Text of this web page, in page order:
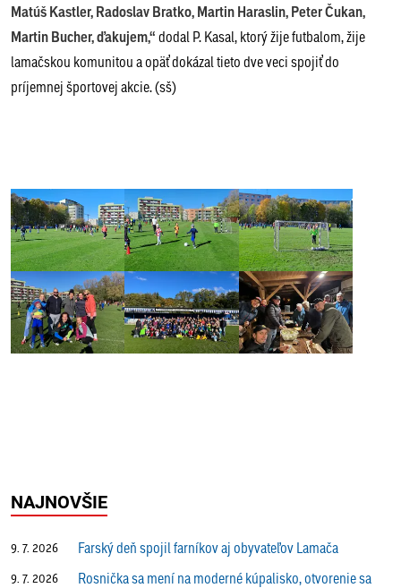
Matúš Kastler, Radoslav Bratko, Martin Haraslin, Peter Čukan,
Martin Bucher, ďakujem,“dodal P. Kasal, ktorý žije futbalom, žije
lamačskou komunitou a opäť dokázal tieto dve veci spojiť do
príjemnej športovej akcie. (sš)
NAJNOVŠIE
9. 7. 2026 Farský deň spojil farníkov aj obyvateľov Lamača
9. 7. 2026
Rosnička sa mení na moderné kúpalisko, otvorenie sa